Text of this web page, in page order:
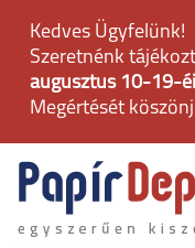
Kedves Ügyfelünk!
Szeretnénk
augusztus 10-19-
Megértését